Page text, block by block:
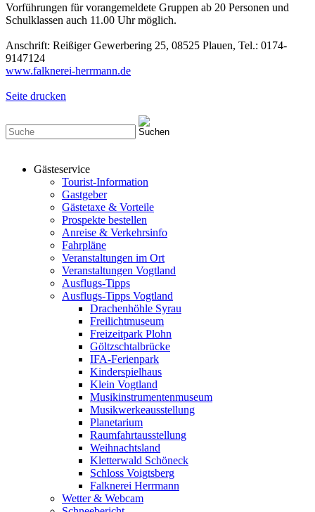
Vorführungen für vorangemeldete Gruppen ab 20 Personen und
Schulklassen auch 11.00 Uhr möglich.
Anschrift: Reißiger Gewerbering 25, 08525 Plauen, Tel.: 0174-
9147124
www.falknerei-herrmann.de
Seite drucken
Gästeservice
Tourist-Information
Gastgeber
Gästetaxe & Vorteile
Prospekte bestellen
Anreise & Verkehrsinfo
Fahrpläne
Veranstaltungen im Ort
Veranstaltungen Vogtland
Ausflugs-Tipps
Ausflugs-Tipps Vogtland
Drachenhöhle Syrau
Freilichtmuseum
Freizeitpark Plohn
Göltzschtalbrücke
IFA-Ferienpark
Kinderspielhaus
Klein Vogtland
Musikinstrumentenmuseum
Musikwerkeausstellung
Planetarium
Raumfahrtausstellung
Weihnachtsland
Kletterwald Schöneck
Schloss Voigtsberg
Falknerei Herrmann
Wetter & Webcam